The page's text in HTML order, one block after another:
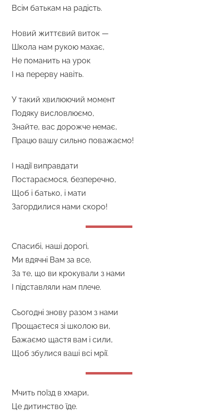
Всім батькам на радість.
Новий життєвий виток —
Школа нам рукою махає,
Не поманить на урок
І на перерву навіть.
У такий хвилюючий момент
Подяку висловлюємо,
Знайте, вас дорожче немає,
Працю вашу сильно поважаємо!
І надії виправдати
Постараємося, безперечно,
Щоб і батько, і мати
Загордилися нами скоро!
Спасибі, наші дорогі,
Ми вдячні Вам за все,
За те, що ви крокували з нами
І підставляли нам плече.
Сьогодні знову разом з нами
Прощаєтеся зі школою ви,
Бажаємо щастя вам і сили,
Щоб збулися ваші всі мрії.
Мчить поїзд в хмари,
Це дитинство їде.